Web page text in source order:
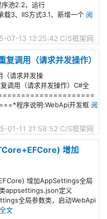
序池2.2、运行
3、IIS方式3.1、新增一个 阅
07-13 12:25:42 C/S框架网
调用（请求并发操作）
（请求并发操
调用（请求并发操作）C#全
程序说明:WebApi开发框 阅
01-11 21:58:52 C/S框架网
增加
增加AppSettings全局
appsettings.json定义
全局参数类，启动WebApi
文